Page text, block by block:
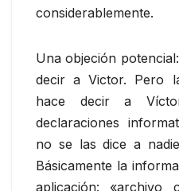
considerablemente.
Una objeción
decir a Victor. Pero
hace decir a
declaraciones
no se las dice a
Básicamente la
aplicación: «archivo